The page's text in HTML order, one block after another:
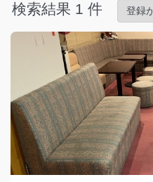
検索結果 1 件